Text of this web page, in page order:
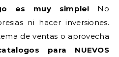
es muy simple! No
ni hacer inversiones.
de ventas o aprovecha
para NUEVOS